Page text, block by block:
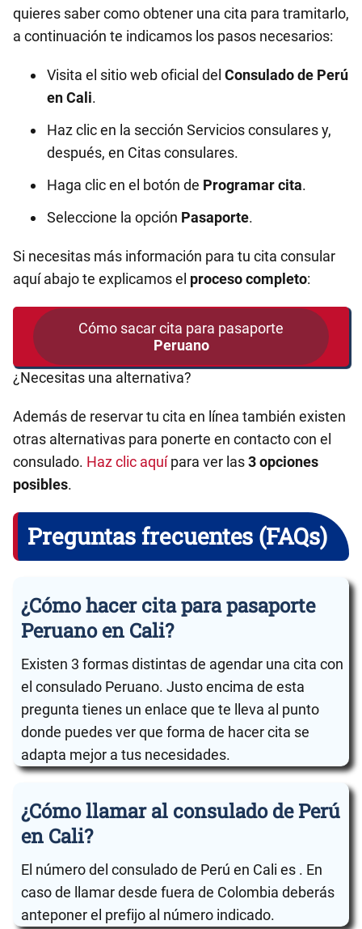
quieres saber como obtener una cita para tramitarlo,
a continuación te indicamos los pasos necesarios:
Visita el sitio web oficial del Consulado de Perú
enCali.
Haz clic en la sección Servicios consulares y,
después, en Citas consulares.
Haga clic en el botón de Programar cita.
Seleccione la opción Pasaporte.
Si necesitas más información para tu cita consular
aquí abajo te explicamos el proceso completo:
Cómo sacar cita para pasaporte
Peruano
¿Necesitas una alternativa?
Además de reservar tu cita en línea también existen
otras alternativas para ponerte en contacto con el
consulado. Haz clic aquípara ver las3 opciones
posibles.
Preguntas frecuentes (FAQs)
¿Cómo hacer cita para pasaporte
Peruano en Cali?
Existen 3 formas distintas de agendar una cita con
el consulado Peruano. Justo encima de esta
pregunta tienes un enlace que te lleva al punto
donde puedes ver que forma de hacer cita se
adapta mejor a tus necesidades.
¿Cómo llamar al consulado de Perú
en Cali?
El número del consulado de Perú en Cali es . En
caso de llamar desde fuera de Colombia deberás
anteponer el prefijo al número indicado.